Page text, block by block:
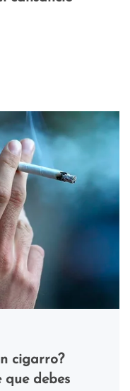
cigarro?
que debes